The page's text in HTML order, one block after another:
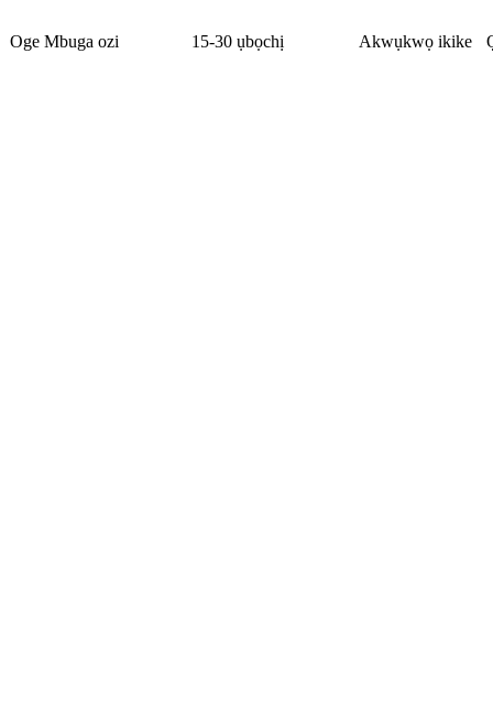
Oge Mbuga ozi 15-30 ụbọchị Akwụkwọ ikike